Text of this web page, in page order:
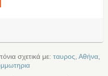
σχετικά με: ταυρος Αθήνα